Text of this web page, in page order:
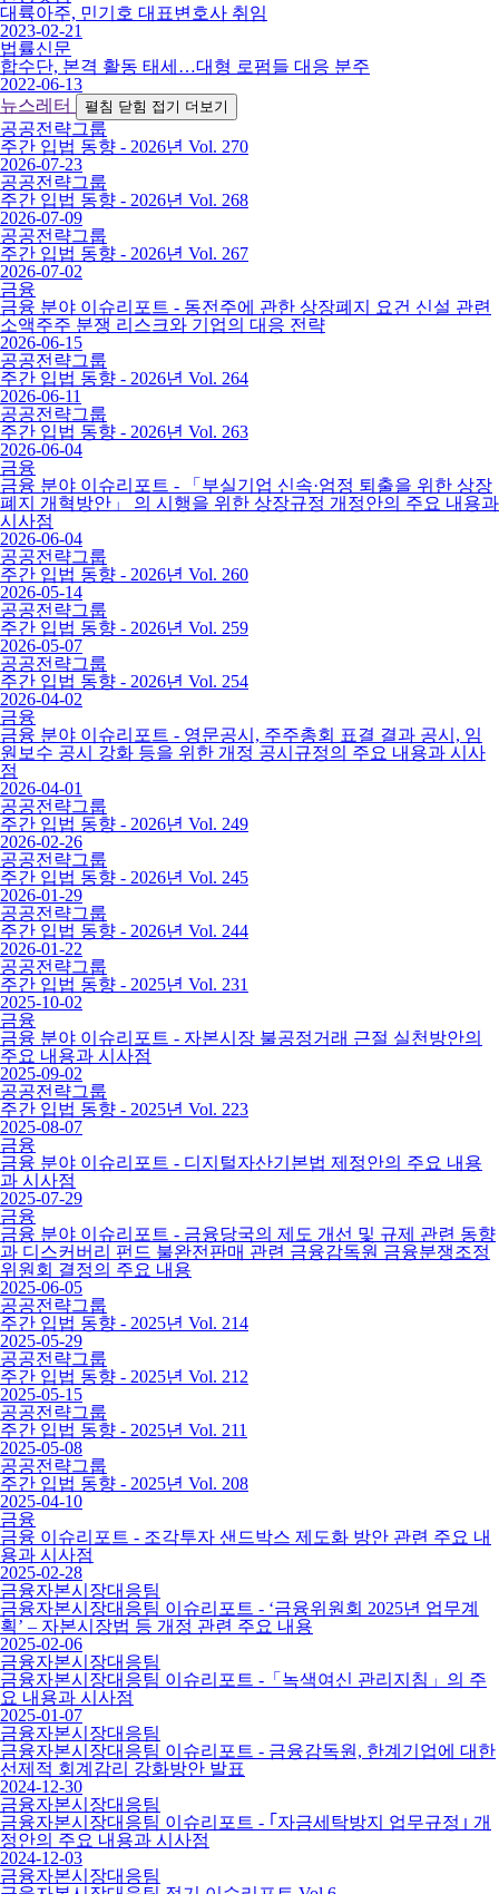
대륙아주, 민기호 대표변호사 취임
2023-02-21
법률신문
합수단, 본격 활동 태세…대형 로펌들 대응 분주
2022-06-13
뉴스레터
펼침 닫힘 접기 더보기
공공전략그룹
주간 입법 동향 - 2026년 Vol. 270
2026-07-23
공공전략그룹
주간 입법 동향 - 2026년 Vol. 268
2026-07-09
공공전략그룹
주간 입법 동향 - 2026년 Vol. 267
2026-07-02
금융
금융 분야 이슈리포트 - 동전주에 관한 상장폐지 요건 신설 관련
소액주주 분쟁 리스크와 기업의 대응 전략
2026-06-15
공공전략그룹
주간 입법 동향 - 2026년 Vol. 264
2026-06-11
공공전략그룹
주간 입법 동향 - 2026년 Vol. 263
2026-06-04
금융
금융 분야 이슈리포트 - 「부실기업 신속·엄정 퇴출을 위한 상장
폐지 개혁방안」 의 시행을 위한 상장규정 개정안의 주요 내용과
시사점
2026-06-04
공공전략그룹
주간 입법 동향 - 2026년 Vol. 260
2026-05-14
공공전략그룹
주간 입법 동향 - 2026년 Vol. 259
2026-05-07
공공전략그룹
주간 입법 동향 - 2026년 Vol. 254
2026-04-02
금융
금융 분야 이슈리포트 - 영문공시, 주주총회 표결 결과 공시, 임
원보수 공시 강화 등을 위한 개정 공시규정의 주요 내용과 시사
점
2026-04-01
공공전략그룹
주간 입법 동향 - 2026년 Vol. 249
2026-02-26
공공전략그룹
주간 입법 동향 - 2026년 Vol. 245
2026-01-29
공공전략그룹
주간 입법 동향 - 2026년 Vol. 244
2026-01-22
공공전략그룹
주간 입법 동향 - 2025년 Vol. 231
2025-10-02
금융
금융 분야 이슈리포트 - 자본시장 불공정거래 근절 실천방안의
주요 내용과 시사점
2025-09-02
공공전략그룹
주간 입법 동향 - 2025년 Vol. 223
2025-08-07
금융
금융 분야 이슈리포트 - 디지털자산기본법 제정안의 주요 내용
과 시사점
2025-07-29
금융
금융 분야 이슈리포트 - 금융당국의 제도 개선 및 규제 관련 동향
과 디스커버리 펀드 불완전판매 관련 금융감독원 금융분쟁조정
위원회 결정의 주요 내용
2025-06-05
공공전략그룹
주간 입법 동향 - 2025년 Vol. 214
2025-05-29
공공전략그룹
주간 입법 동향 - 2025년 Vol. 212
2025-05-15
공공전략그룹
주간 입법 동향 - 2025년 Vol. 211
2025-05-08
공공전략그룹
주간 입법 동향 - 2025년 Vol. 208
2025-04-10
금융
금융 이슈리포트 - 조각투자 샌드박스 제도화 방안 관련 주요 내
용과 시사점
2025-02-28
금융자본시장대응팀
금융자본시장대응팀 이슈리포트 - ‘금융위원회 2025년 업무계
획’ – 자본시장법 등 개정 관련 주요 내용
2025-02-06
금융자본시장대응팀
금융자본시장대응팀 이슈리포트 -「녹색여신 관리지침」의 주
요 내용과 시사점
2025-01-07
금융자본시장대응팀
금융자본시장대응팀 이슈리포트 - 금융감독원, 한계기업에 대한
선제적 회계감리 강화방안 발표
2024-12-30
금융자본시장대응팀
금융자본시장대응팀 이슈리포트 - ｢자금세탁방지 업무규정｣ 개
정안의 주요 내용과 시사점
2024-12-03
금융자본시장대응팀